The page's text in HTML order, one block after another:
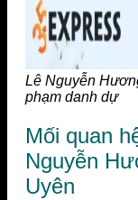
Lê Nguyễn
phạm danh dự
Mối quan
Nguyễn
Uyên